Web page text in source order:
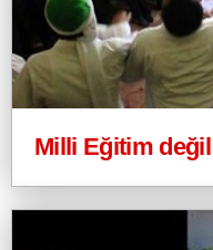
Milli Eğitim